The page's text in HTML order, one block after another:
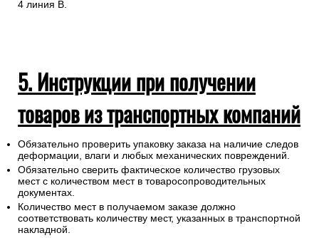
4 линия В.
5. Инструкции при получении
товаров из транспортных компаний
Обязательно проверить упаковку заказа на наличие следов
деформации, влаги и любых механических повреждений.
Обязательно сверить фактическое количество грузовых
мест с количеством мест в товаросопроводительных
документах.
Количество мест в получаемом заказе должно
соответствовать количеству мест, указанных в транспортной
накладной.